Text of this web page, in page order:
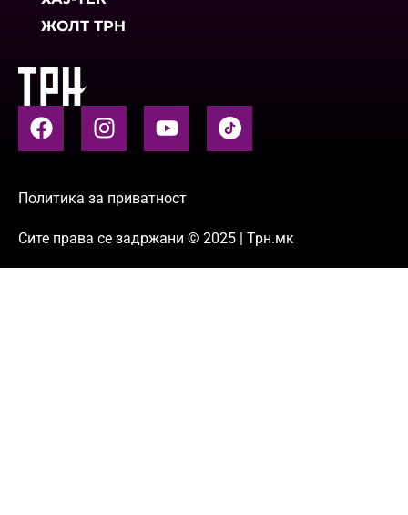
ЖОЛТ ТРН
Политика за приватност
Сите права се задржани © 2025 | Трн.мк